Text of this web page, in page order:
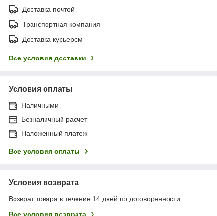
Доставка почтой
Транспортная компания
Доставка курьером
Все условия доставки
Условия оплаты
Наличными
Безналичный расчет
Наложенный платеж
Все условия оплаты
Условия возврата
Возврат товара в течение 14 дней по договоренности
Все условия возврата